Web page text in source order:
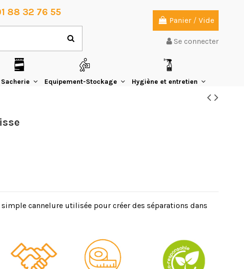
88 32 76 55
Panier / Vide
Se connecter
Sacherie Equipement-Stockage Hygiène et entretien
cannelure utilisée pour créer des séparations dans